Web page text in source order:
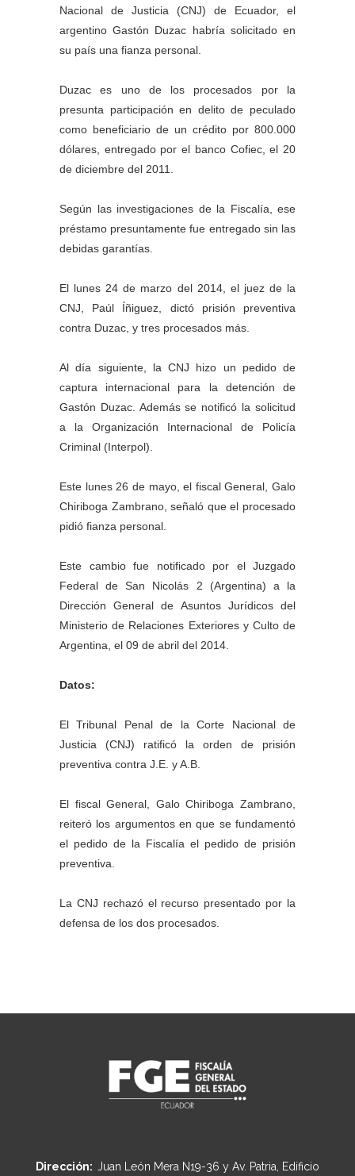
Nacional de Justicia (CNJ) de Ecuador, el
argentino Gastón Duzac habría solicitado en
su país una fianza personal.
Duzac es uno de los procesados por la
presunta participación en delito de peculado
como beneficiario de un crédito por 800.000
dólares, entregado por el banco Cofiec, el 20
de diciembre del 2011.
Según las investigaciones de la Fiscalía, ese
préstamo presuntamente fue entregado sin las
debidas garantías.
El lunes 24 de marzo del 2014, el juez de la
CNJ, Paúl Íñiguez, dictó prisión preventiva
contra Duzac, y tres procesados más.
Al día siguiente, la CNJ hizo un pedido de
captura internacional para la detención de
Gastón Duzac. Además se notificó la solicitud
a la Organización Internacional de Policía
Criminal (Interpol).
Este lunes 26 de mayo, el fiscal General, Galo
Chiriboga Zambrano, señaló que el procesado
pidió fianza personal.
Este cambio fue notificado por el Juzgado
Federal de San Nicolás 2 (Argentina) a la
Dirección General de Asuntos Jurídicos del
Ministerio de Relaciones Exteriores y Culto de
Argentina, el 09 de abril del 2014.
Datos:
El Tribunal Penal de la Corte Nacional de
Justicia (CNJ) ratificó la orden de prisión
preventiva contra J.E. y A.B.
El fiscal General, Galo Chiriboga Zambrano,
reiteró los argumentos en que se fundamentó
el pedido de la Fiscalía el pedido de prisión
preventiva.
La CNJ rechazó el recurso presentado por la
defensa de los dos procesados.
Dirección: Juan León Mera N19-36 y Av. Patria, Edificio